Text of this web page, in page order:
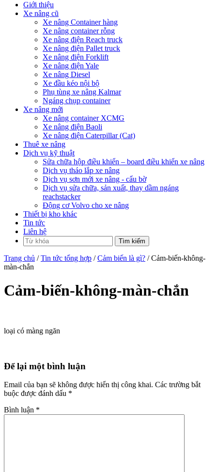
Giới thiệu
Xe nâng cũ
Xe nâng Container hàng
Xe nâng container rỗng
Xe nâng điện Reach truck
Xe nâng điện Pallet truck
Xe nâng điện Forklift
Xe nâng điện Yale
Xe nâng Diesel
Xe đầu kéo nội bộ
Phụ tùng xe nâng Kalmar
Ngáng chụp container
Xe nâng mới
Xe nâng container XCMG
Xe nâng điện Baoli
Xe nâng điện Caterpillar (Cat)
Thuê xe nâng
Dịch vụ kỹ thuật
Sửa chữa hộp điều khiển – board điều khiển xe nâng
Dịch vụ tháo lắp xe nâng
Dịch vụ sơn mới xe nâng - cẩu bờ
Dịch vụ sửa chữa, sản xuất, thay dầm ngáng
reachstacker
Động cơ Volvo cho xe nâng
Thiết bị kho khác
Tin tức
Liên hệ
Trang chủ /Tin tức tổng hợp /Cảm biến là gì? / Cảm-biến-không-
màn-chắn
Cảm-biến-không-màn-chắn
loại có màng ngăn
Để lại một bình luận
Email của bạn sẽ không được hiển thị công khai. Các trường bắt
buộc được đánh dấu *
Bình luận *